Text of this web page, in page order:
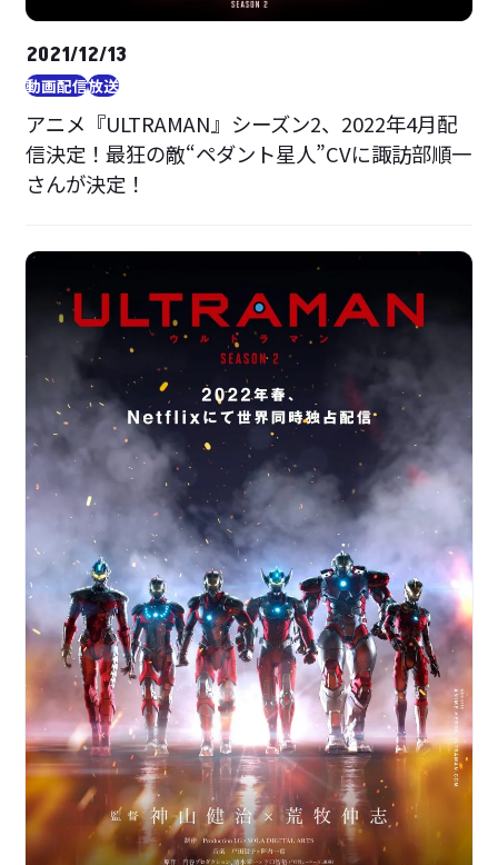
2021/12/13
動画配信放送
アニメ『ULTRAMAN』シーズン2、2022年4月配
信決定！最狂の敵“ペダント星人”CVに諏訪部順一
さんが決定！